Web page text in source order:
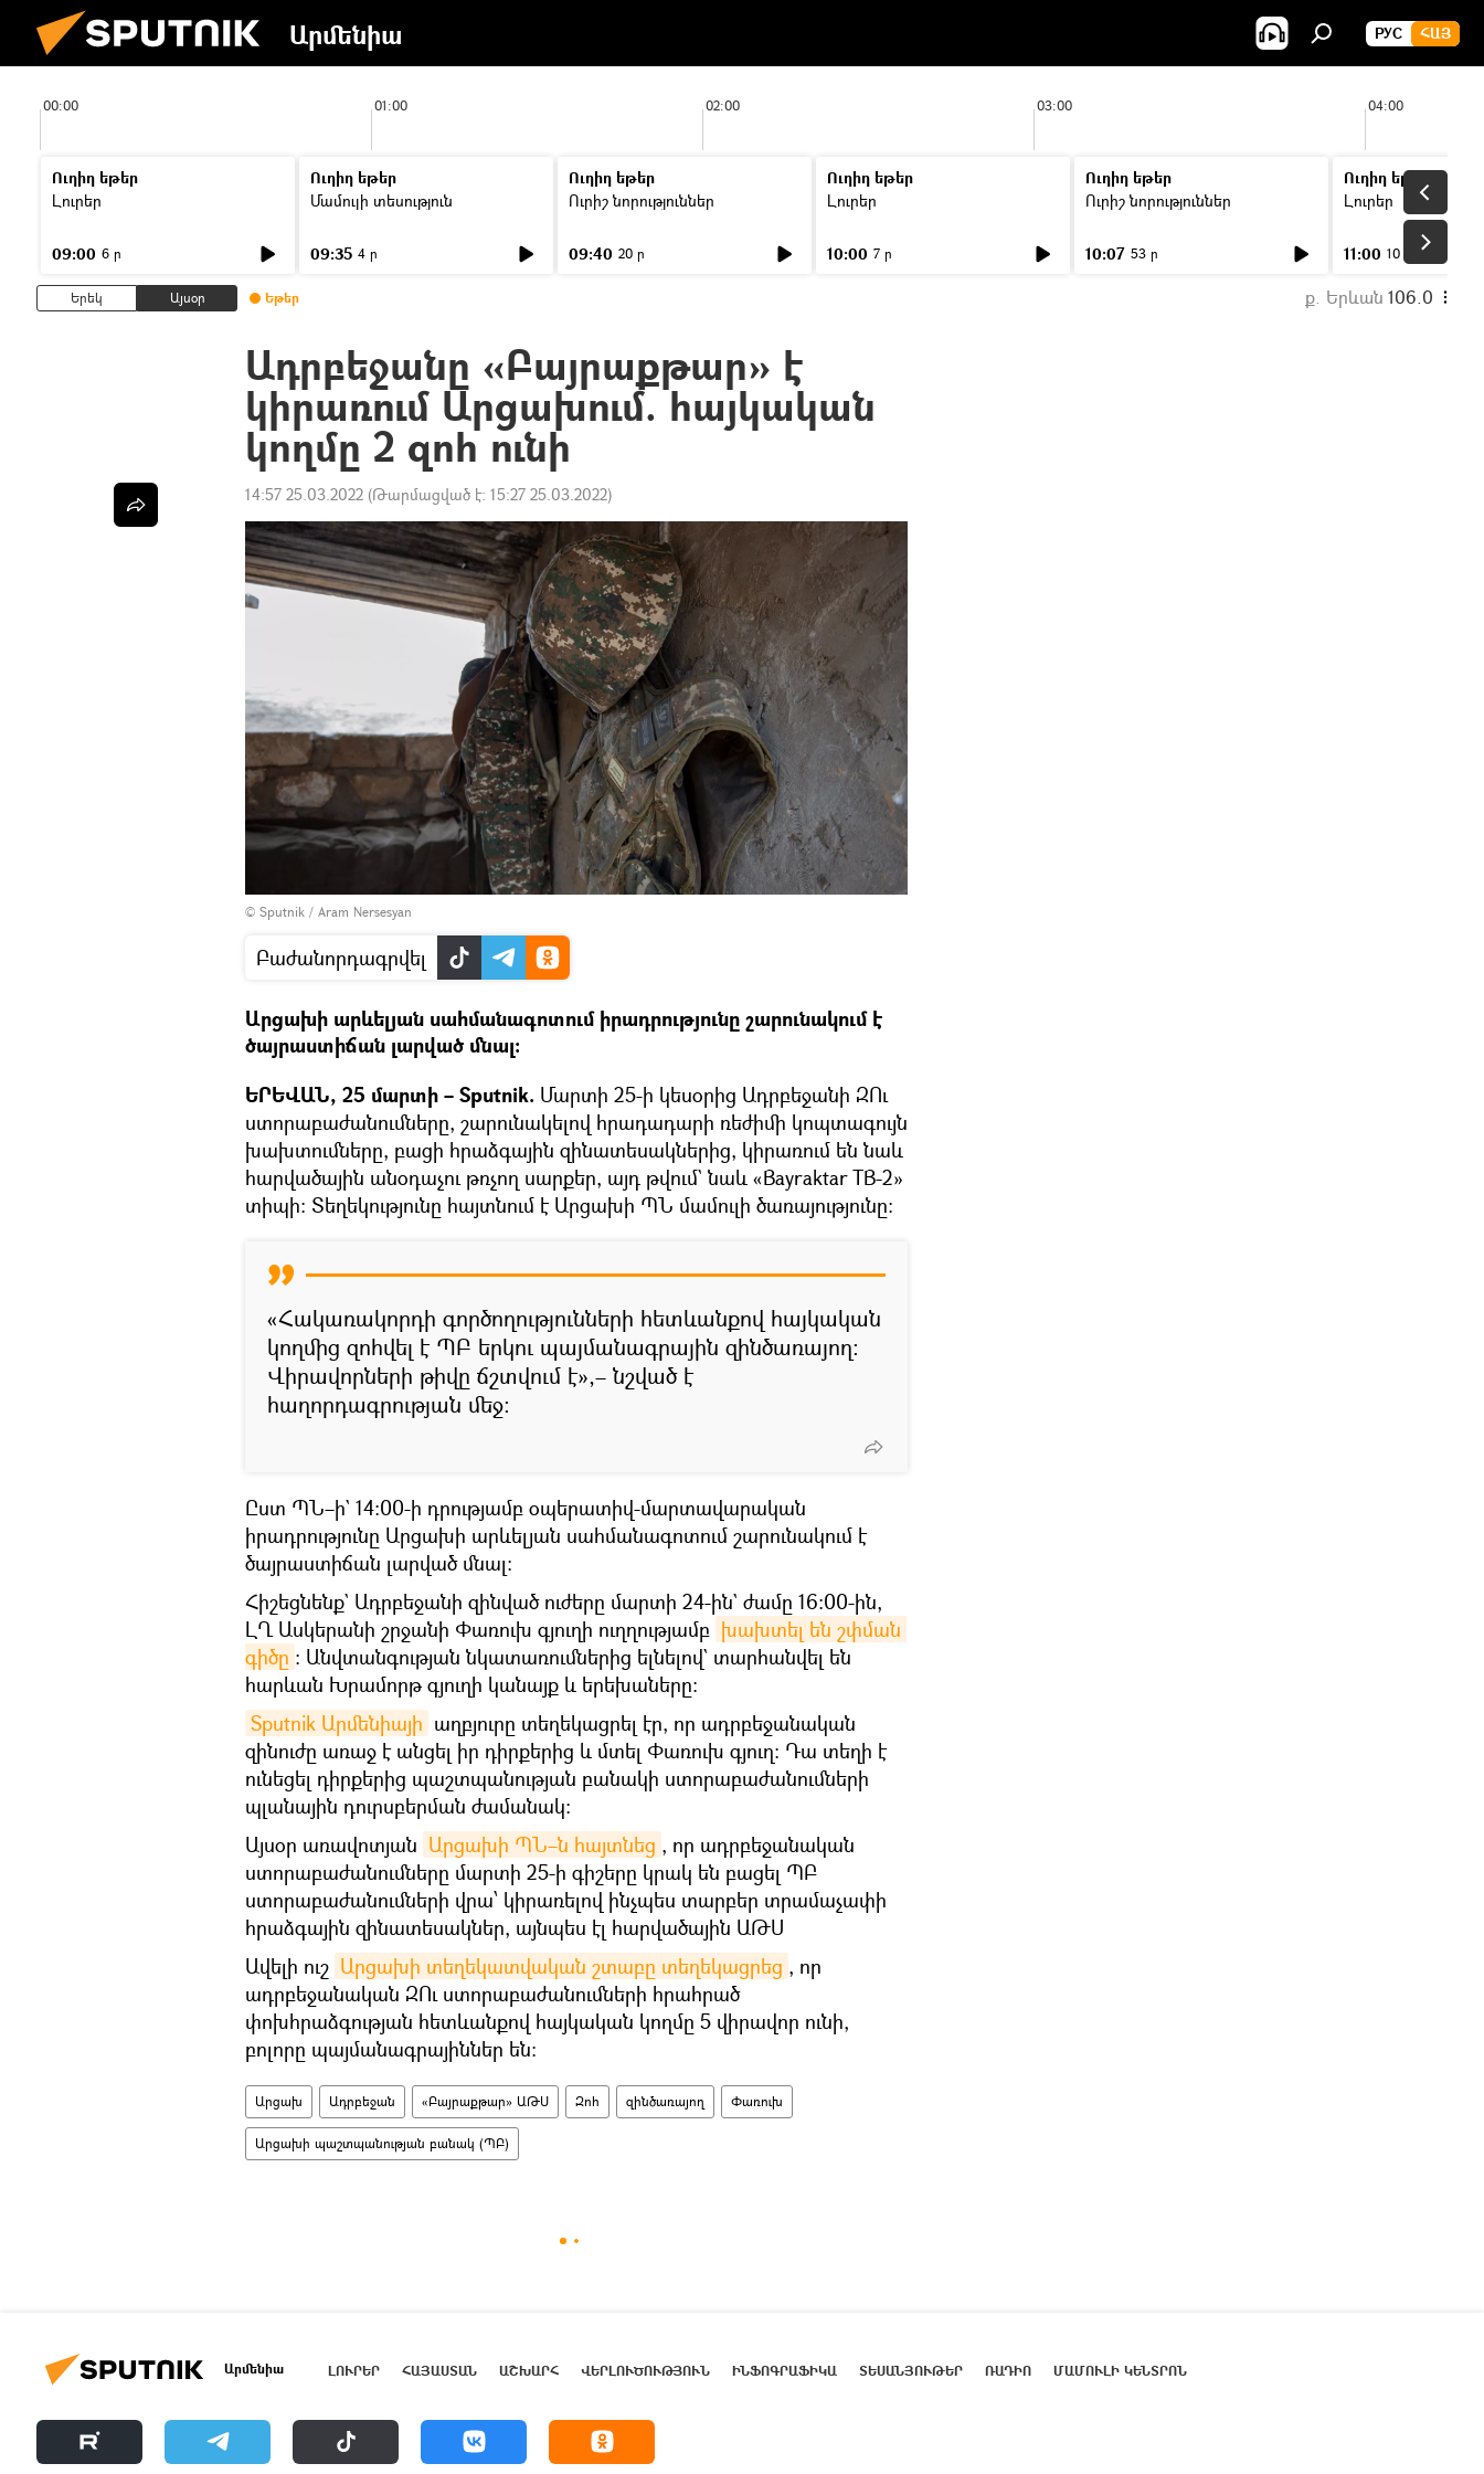
Արմենիա РУС ՀԱՅ
00:00 01:00 02:00 03:00 04:00
Ուղիղ եթեր
Լուրեր
09:00 6 ր
Ուղիղ եթեր
Մամուլի տեսություն
09:35 4 ր
Ուղիղ եթեր
Ուրիշ նորություններ
09:40 20 ր
Ուղիղ եթեր
Լուրեր
10:00 7 ր
Ուղիղ եթեր
Ուրիշ նորություններ
10:07 53 ր
Ուղիղ եթեր
Լուրեր
11:00 10 ր
Երեկ Այսօր Եթեր ք. Երևան 106.0
Ադրբեջանը «Բայրաքթար» է
կիրառում Արցախում. հայկական
կողմը 2 զոհ ունի
14:57 25.03.2022 (Թարմացված է: 15:27 25.03.2022)
© Sputnik / Aram Nersesyan
Բաժանորդագրվել
Արցախի արևելյան սահմանագոտում իրադրությունը շարունակում է
ծայրաստիճան լարված մնալ:
ԵՐԵՎԱՆ, 25 մարտի – Sputnik. Մարտի 25-ի կեսօրից Ադրբեջանի ԶՈւ
ստորաբաժանումները, շարունակելով հրադադարի ռեժիմի կոպտագույն
խախտումները, բացի հրաձգային զինատեսակներից, կիրառում են նաև
հարվածային անօդաչու թռչող սարքեր, այդ թվում` նաև «Bayraktar TB-2»
տիպի: Տեղեկությունը հայտնում է Արցախի ՊՆ մամուլի ծառայությունը։
«Հակառակորդի գործողությունների հետևանքով հայկական
կողմից զոհվել է ՊԲ երկու պայմանագրային զինծառայող:
Վիրավորների թիվը ճշտվում է»,– նշված է
հաղորդագրության մեջ:
Ըստ ՊՆ–ի` 14:00-ի դրությամբ օպերատիվ-մարտավարական
իրադրությունը Արցախի արևելյան սահմանագոտում շարունակում է
ծայրաստիճան լարված մնալ:
Հիշեցնենք` Ադրբեջանի զինված ուժերը մարտի 24-ին` ժամը 16։00-ին,
ԼՂ Ասկերանի շրջանի Փառուխ գյուղի ուղղությամբ խախտել են շփման
գիծը ։ Անվտանգության նկատառումներից ելնելով` տարհանվել են
հարևան Խրամորթ գյուղի կանայք և երեխաները։
Sputnik Արմենիայի աղբյուրը տեղեկացրել էր, որ ադրբեջանական
զինուժը առաջ է անցել իր դիրքերից և մտել Փառուխ գյուղ։ Դա տեղի է
ունեցել դիրքերից պաշտպանության բանակի ստորաբաժանումների
պլանային դուրսբերման ժամանակ։
Այսօր առավոտյան Արցախի ՊՆ–ն հայտնեց , որ ադրբեջանական
ստորաբաժանումները մարտի 25-ի գիշերը կրակ են բացել ՊԲ
ստորաբաժանումների վրա՝ կիրառելով ինչպես տարբեր տրամաչափի
հրաձգային զինատեսակներ, այնպես էլ հարվածային ԱԹՍ
Ավելի ուշ Արցախի տեղեկատվական շտաբը տեղեկացրեց , որ
ադրբեջանական ԶՈւ ստորաբաժանումների հրահրած
փոխհրաձգության հետևանքով հայկական կողմը 5 վիրավոր ունի,
բոլորը պայմանագրայիններ են։
Արցախ Ադրբեջան «Բայրաքթար» ԱԹՍ Զոհ զինծառայող Փառուխ
Արցախի պաշտպանության բանակ (ՊԲ)
Արմենիա ԼՈՒՐԵՐ ՀԱՅԱՍՏԱՆ ԱՇԽԱՐՀ ՎԵՐԼՈՒԾՈՒԹՅՈՒՆ ԻՆՖՈԳՐԱՖԻԿԱ ՏԵՍԱՆՅՈՒԹԵՐ ՌԱԴԻՈ ՄԱՄՈՒԼԻ ԿԵՆՏՐՈՆ